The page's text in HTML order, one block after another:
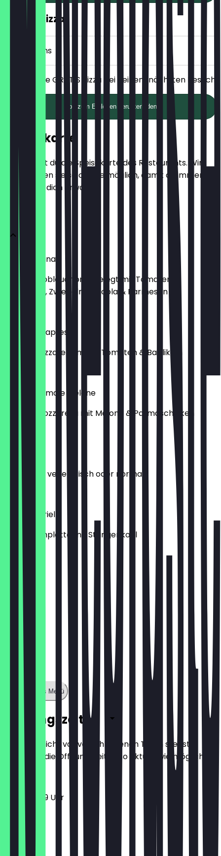
GRATIS Pizza
7 Check-ins
Erhalte eine GRATIS Pizza bei deinem nächsten Besuch.
App zum Einlösen herunterladen
Speisekarte
Hier findest du die Speisekarte des Restaurants. Wir
aktualisieren sie so oft wie möglich, damit du immer
weißt, was dich erwartet.
Vorspeisen
Proseccetina
rundes Knoblauchbrot belegt mit Tomaten,
Knoblauch, Zwiebeln, Ruccola & Parmesan
8,00 €
Buffalina Caprese
Büffel- Mozzarella mit fr. Tomaten & Basilikum
12,90 €
Burata Parma e Melone
Burata- Mozzarella mit Melone & Parmaschinken
15,90 €
Antipasti
nach Wahl vegetarisch oder normal
16,90 €
Piatto Friarielli
Vorspeisenplatte mit Stangenkohl
14,90 €
Zeige ganzes Menü
Öffnungszeiten
Damit du nicht vor verschlossenen Türen stehst,
halten wir die Öffnungszeiten so aktuell wie möglich.
11:00 - 23:59 Uhr
Montag
Dienstag